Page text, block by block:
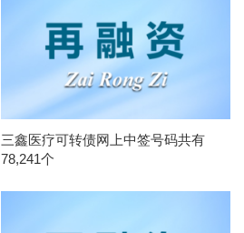
三鑫医疗可转债网上中签号码共有
78,241个